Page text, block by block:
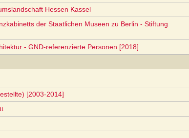
Hessen Kassel
der Staatlichen Museen zu Berlin - Stiftung
- GND-referenzierte Personen [2018]
[2003-2014]